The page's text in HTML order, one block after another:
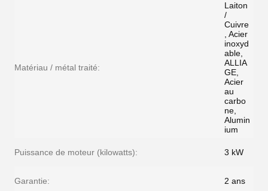
Matériau / métal traité:
Laiton
/
Cuivre
, Acier
inoxyd
able,
ALLIA
GE,
Acier
au
carbo
ne,
Alumin
ium
Puissance de moteur (kilowatts): 3 kW
Garantie: 2 ans